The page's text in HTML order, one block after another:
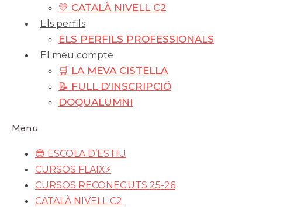
💛 CATALÀ NIVELL C2
Els perfils
ELS PERFILS PROFESSIONALS
El meu compte
🛒 LA MEVA CISTELLA
📝 FULL D’INSCRIPCIÓ
DOQUALUMNI
Menu
😎 ESCOLA D’ESTIU
CURSOS FLAIX⚡️
CURSOS RECONEGUTS 25-26
CATALÀ NIVELL C2